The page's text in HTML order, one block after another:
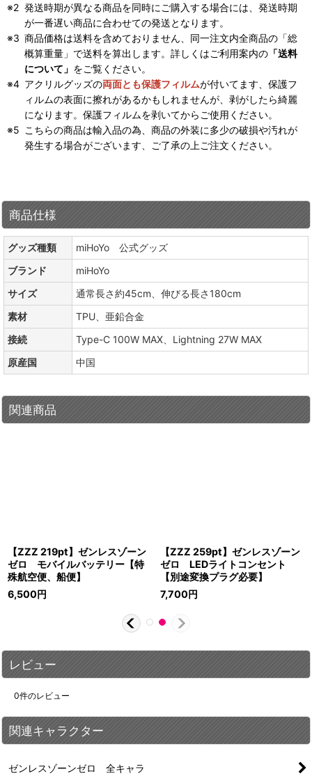
発送時期が異なる商品を同時にご購入する場合には、発送時期
が一番遅い商品に合わせての発送となります。
商品価格は送料を含めておりません、同一注文内全商品の「総
概算重量」で送料を算出します。詳しくはご利用案内の 「送料
について」 をご覧ください。
アクリルグッズの両面とも保護フィルムが付いてます、保護フ
ィルムの表面に擦れがあるかもしれませんが、剥がしたら綺麗
になります。保護フィルムを剥いてからご使用ください。
こちらの商品は輸入品の為、商品の外装に多少の破損や汚れが
発生する場合がございます、ご了承の上ご注文ください。
商品仕様
グッズ種類
miHoYo 公式グッズ
ブランド
miHoYo
サイズ
通常長さ約45cm、伸びる長さ180cm
素材
TPU、亜鉛合金
接続
Type-C 100W MAX、Lightning 27W MAX
原産国
中国
関連商品
【ZZZ 219pt】ゼンレスゾーン
ゼロ モバイルバッテリー【特
殊航空便、船便】
6,500円
【ZZZ 259pt】ゼンレスゾーン
ゼロ LEDライトコンセント
【別途変換プラグ必要】
7,700円
レビュー
0件のレビュー
関連キャラクター
ゼンレスゾーンゼロ 全キャラ